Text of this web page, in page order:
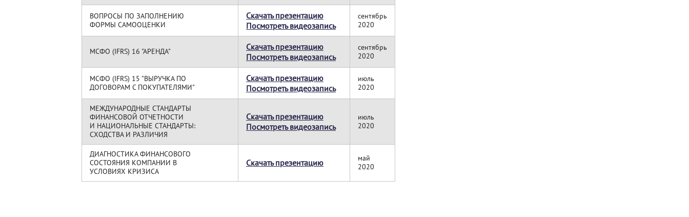
ВОПРОСЫ ПО ЗАПОЛНЕНИЮ
ФОРМЫ САМООЦЕНКИ
Скачать презентацию
Посмотреть видеозапись
сентябрь
2020
МСФО (IFRS) 16 "АРЕНДА"
Скачать презентацию
Посмотреть видеозапись
сентябрь
2020
МСФО (IFRS) 15 "ВЫРУЧКА ПО
ДОГОВОРАМ С ПОКУПАТЕЛЯМИ"
Скачать презентацию
Посмотреть видеозапись
июль
2020
МЕЖДУНАРОДНЫЕ СТАНДАРТЫ
ФИНАНСОВОЙ ОТЧЕТНОСТИ
И НАЦИОНАЛЬНЫЕ СТАНДАРТЫ:
СХОДСТВА И РАЗЛИЧИЯ
Скачать презентацию
Посмотреть видеозапись
июль
2020
ДИАГНОСТИКА ФИНАНСОВОГО
СОСТОЯНИЯ КОМПАНИИ В
УСЛОВИЯХ КРИЗИСА
Скачать презентацию
май
2020